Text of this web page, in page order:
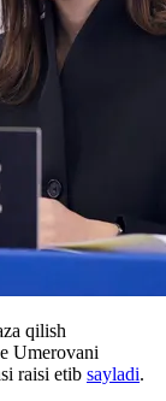
qilish
Umerovani
raisi etib sayladi.